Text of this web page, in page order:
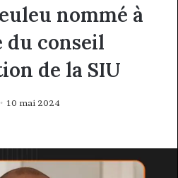
nommé à
du conseil
de la SIU
10 mai 2024